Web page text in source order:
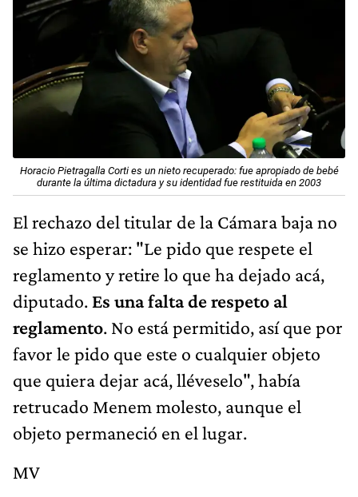
Horacio Pietragalla Corti es un nieto recuperado: fue apropiado de bebé
durante la última dictadura y su identidad fue restituida en 2003
El rechazo del titular de la Cámara baja no
se hizo esperar: "Le pido que respete el
reglamento y retire lo que ha dejado acá,
diputado. Es una falta de respeto al
reglamento. No está permitido, así que por
favor le pido que este o cualquier objeto
que quiera dejar acá, lléveselo", había
retrucado Menem molesto, aunque el
objeto permaneció en el lugar.
MV